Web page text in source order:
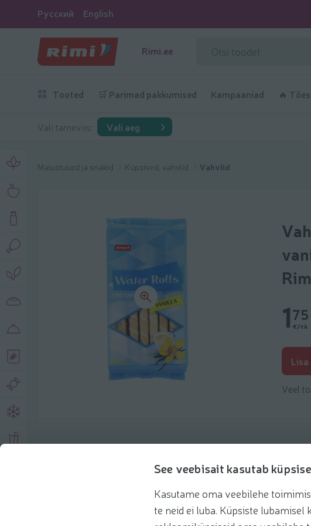
See veebisait kasutab
Kasutame oma veebilehe
te neid ei luba. Küpsiste
Русский English
Rimi.ee
Tooted 🛒 Parimad pakkumised Kampaaniad 🔥
Vali tarneviis: Vali aeg
Maiustused ja snäkid Küpsised, vahvlid Vahvlid
175
€/tk
Veel
Soovitatud tooted Kasuta retseptis